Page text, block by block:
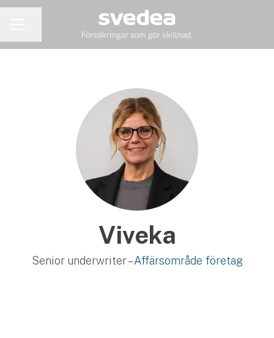
Viveka
Senior underwriter –Affärsområde företag